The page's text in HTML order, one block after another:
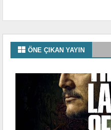
ÖNE ÇIKAN YAYIN